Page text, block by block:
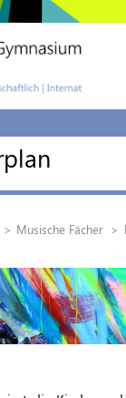
Musische Fächer